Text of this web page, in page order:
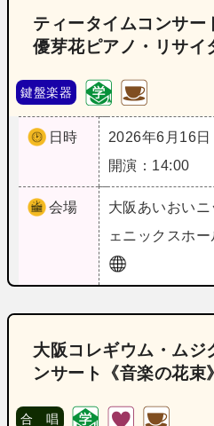
ティータイムコンサー
優芽花ピアノ・リサイ
鍵盤楽器
日時
2026年6月16日
開演：14:00
会場 大阪 あいおい
ェニックスホー
大阪コレギウム・ムジ
ンサート《音楽の花束
合 唱